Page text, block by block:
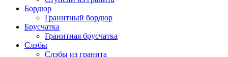
Бордюр
Гранитный бордюр
Брусчатка
Гранитная брусчатка
Слэбы
Слэбы из гранита